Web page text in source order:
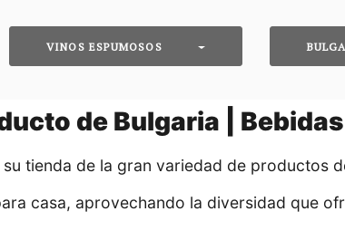
VINOS ESPUMOSOS
de Bulgaria |
tienda de la gran variedad de productos
casa, aprovechando la diversidad que